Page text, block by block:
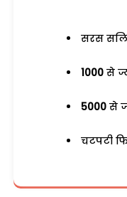
सरस
1000 से
5000 से
चटपटी